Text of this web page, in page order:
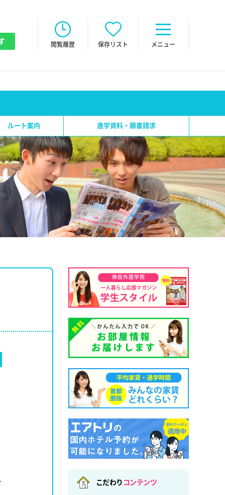
閲覧履歴 保存リスト メニュー
ルート案内 進学資料・願書請求
神田外語学院
こだわり コンテンツ